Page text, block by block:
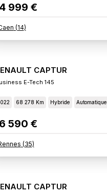
999 €
(14)
CAPTUR
E-Tech 145
68 278 Km Hybride Automatique
590 €
(35)
CAPTUR